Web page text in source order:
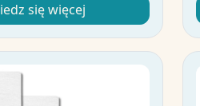
się więcej